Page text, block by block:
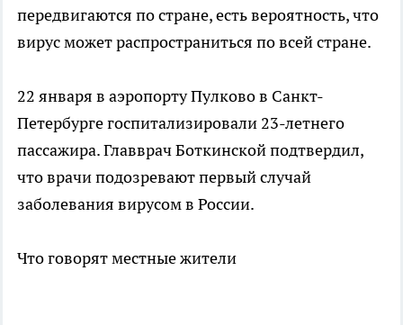
передвигаются по стране, есть вероятность, что
вирус может распространиться по всей стране.
22 января в аэропорту Пулково в Санкт-
Петербурге госпитализировали 23-летнего
пассажира. Главврач Боткинской подтвердил,
что врачи подозревают первый случай
заболевания вирусом в России.
Что говорят местные жители